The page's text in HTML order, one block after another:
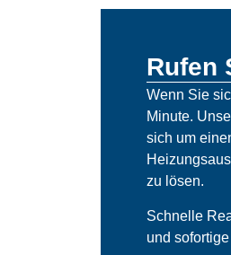
Rufen
Wenn Sie
Minute.
sich um
zu lösen.
Schnelle
und